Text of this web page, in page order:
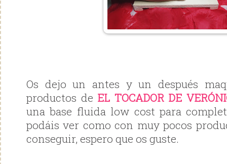
Os dejo un antes y un después
productos de EL TOCADOR DE
una base fluida low cost para
podáis ver como con muy pocos
conseguir, espero que os guste.